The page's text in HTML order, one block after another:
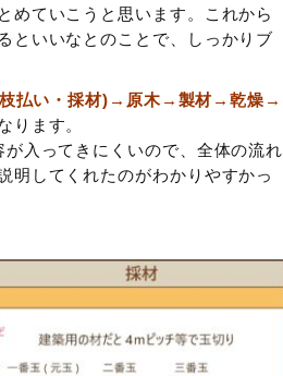
めていこうと思います。これから
といいなとのことで、しっかりブ
枝払い・採材)→原木→製材→乾燥→
ります。
入ってきにくいので、全体の流れ
明してくれたのがわかりやすかっ